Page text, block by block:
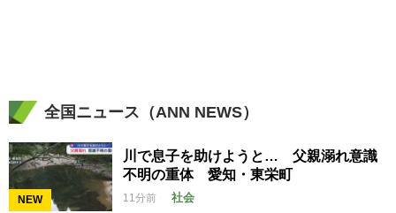
全国ニュース（ANN NEWS）
NEW
川で息子を助けようと… 父親溺れ意識
不明の重体 愛知・東栄町
11分前 社会